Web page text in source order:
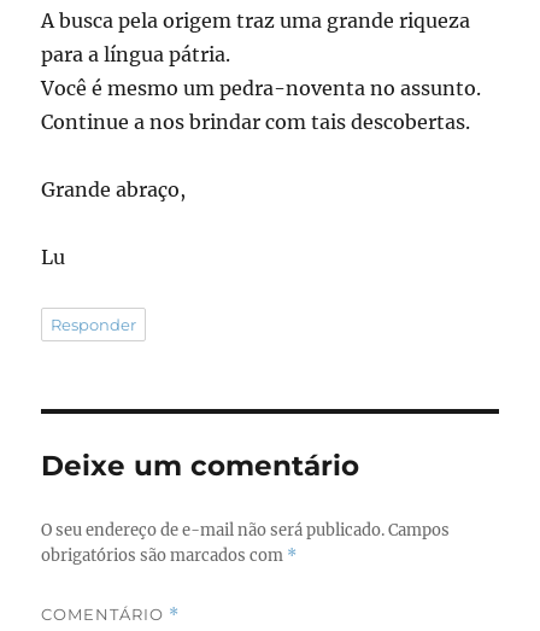
A busca pela origem traz uma grande riqueza
para a língua pátria.
Você é mesmo um pedra-noventa no assunto.
Continue a nos brindar com tais descobertas.
Grande abraço,
Lu
Responder
Deixe um comentário
O seu endereço de e-mail não será publicado. Campos
obrigatórios são marcados com *
COMENTÁRIO *